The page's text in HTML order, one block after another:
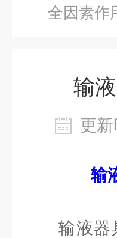
全因素作
输
更
输
输液器具